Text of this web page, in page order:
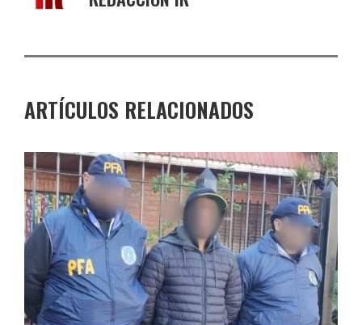
ARTÍCULOS RELACIONADOS